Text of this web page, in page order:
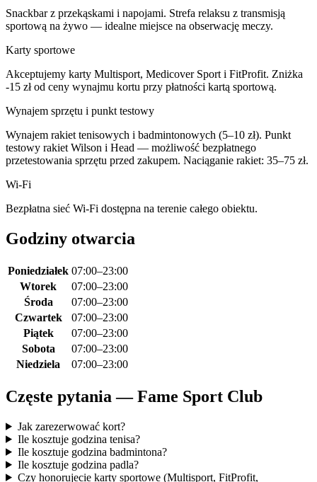
Snackbar z przekąskami i napojami. Strefa relaksu z transmisją
sportową na żywo — idealne miejsce na obserwację meczy.
Karty sportowe
Akceptujemy karty Multisport, Medicover Sport i FitProfit. Zniżka
-15 zł od ceny wynajmu kortu przy płatności kartą sportową.
Wynajem sprzętu i punkt testowy
Wynajem rakiet tenisowych i badmintonowych (5–10 zł). Punkt
testowy rakiet Wilson i Head — możliwość bezpłatnego
przetestowania sprzętu przed zakupem. Naciąganie rakiet: 35–75 zł.
Wi-Fi
Bezpłatna sieć Wi-Fi dostępna na terenie całego obiektu.
Godziny otwarcia
Poniedziałek 07:00–23:00
Wtorek
07:00–23:00
Środa
07:00–23:00
Czwartek
07:00–23:00
Piątek
07:00–23:00
Sobota
07:00–23:00
Niedziela
07:00–23:00
Częste pytania — Fame Sport Club
Jak zarezerwować kort?
Ile kosztuje godzina tenisa?
Ile kosztuje godzina badmintona?
Ile kosztuje godzina padla?
Czy honorujecie karty sportowe (Multisport, FitProfit,